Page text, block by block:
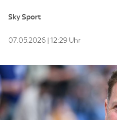
Sky Sport
07.05.2026 | 12:29 Uhr